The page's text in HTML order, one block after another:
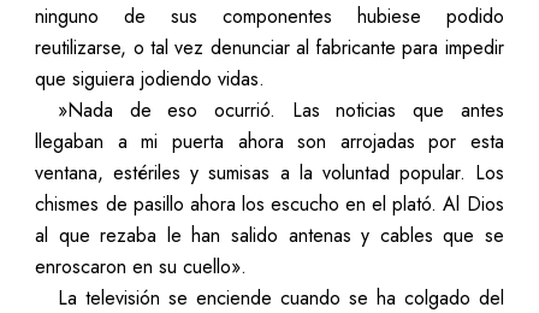
ninguno de sus componentes hubiese podido
reutilizarse, o tal vez denunciar al fabricante para impedir
que siguiera jodiendo vidas.
»Nada de eso ocurrió. Las noticias que antes
llegaban a mi puerta ahora son arrojadas por esta
ventana, estériles y sumisas a la voluntad popular. Los
chismes de pasillo ahora los escucho en el plató. Al Dios
al que rezaba le han salido antenas y cables que se
enroscaron en su cuello».
La televisión se enciende cuando se ha colgado del